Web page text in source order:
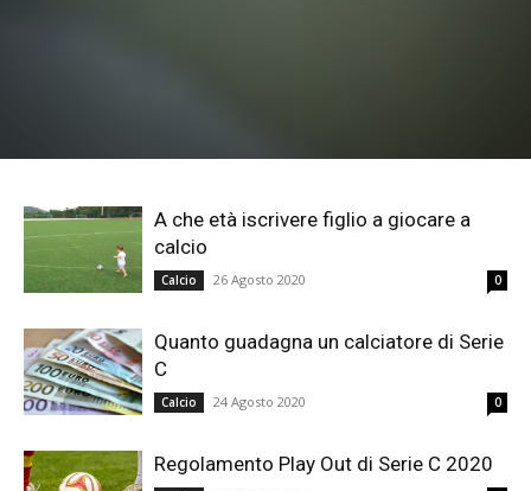
A che età iscrivere figlio a giocare a
calcio
Calcio 26 Agosto 2020 0
Quanto guadagna un calciatore di Serie
C
Calcio 24 Agosto 2020 0
Regolamento Play Out di Serie C 2020